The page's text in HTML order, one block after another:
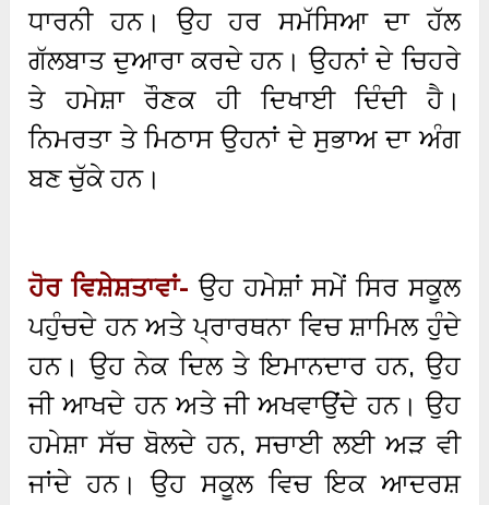
ਧਾਰਨੀ ਹਨ। ਉਹ ਹਰ ਸਮੱਸਿਆ ਦਾ ਹੱਲ
ਗੱਲਬਾਤ ਦੁਆਰਾ ਕਰਦੇ ਹਨ। ਉਹਨਾਂ ਦੇ ਚਿਹਰੇ
ਤੇ ਹਮੇਸ਼ਾ ਰੌਣਕ ਹੀ ਦਿਖਾਈ ਦਿੰਦੀ ਹੈ।
ਨਿਮਰਤਾ ਤੇ ਮਿਠਾਸ ਉਹਨਾਂ ਦੇ ਸੁਭਾਅ ਦਾ ਅੰਗ
ਬਣ ਚੁੱਕੇ ਹਨ।
ਹੋਰ ਵਿਸ਼ੇਸ਼ਤਾਵਾਂ- ਉਹ ਹਮੇਸ਼ਾਂ ਸਮੇਂ ਸਿਰ ਸਕੂਲ
ਪਹੁੰਚਦੇ ਹਨ ਅਤੇ ਪ੍ਰਾਰਥਨਾ ਵਿਚ ਸ਼ਾਮਿਲ ਹੁੰਦੇ
ਹਨ। ਉਹ ਨੇਕ ਦਿਲ ਤੇ ਇਮਾਨਦਾਰ ਹਨ, ਉਹ
ਜੀ ਆਖਦੇ ਹਨ ਅਤੇ ਜੀ ਅਖਵਾਉਂਦੇ ਹਨ। ਉਹ
ਹਮੇਸ਼ਾ ਸੱਚ ਬੋਲਦੇ ਹਨ, ਸਚਾਈ ਲਈ ਅੜ ਵੀ
ਜਾਂਦੇ ਹਨ। ਉਹ ਸਕੂਲ ਵਿਚ ਇਕ ਆਦਰਸ਼